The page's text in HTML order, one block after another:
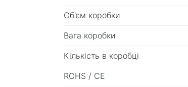
Об'єм коробки
Вага коробки
Кількість в коробці
ROHS / CE